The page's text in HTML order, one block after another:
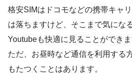
格安SIMはドコモなどの携帯キャ
は落ちますけど、そこまで気にな
Youtubeも快適に見ることができま
ただ、お昼時など通信を利用する
もたつくことはあります。